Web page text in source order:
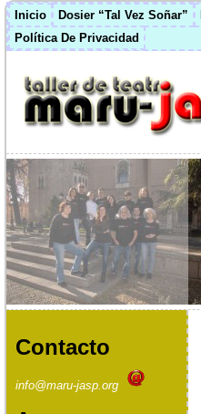
Inicio Dosier “Tal Vez Soñar”
Política De Privacidad
Contacto
info@maru-jasp.org